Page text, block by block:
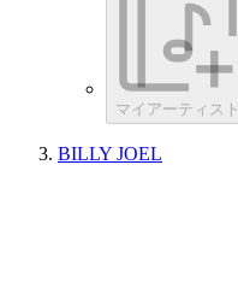
マイアーティスト
BILLY JOEL